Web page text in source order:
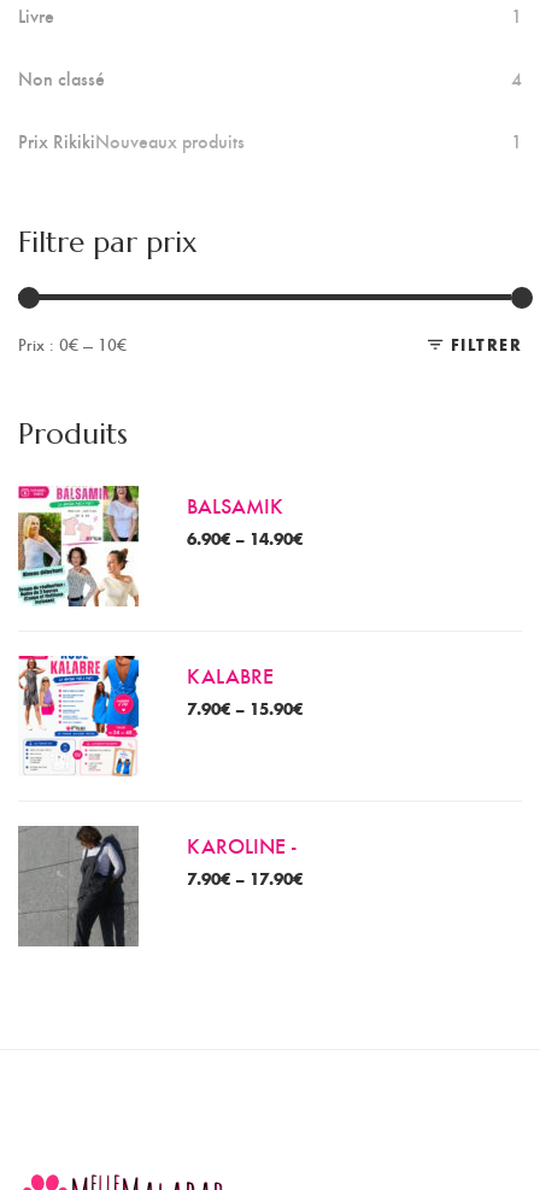
Livre 1
Non classé 4
Prix RikikiNouveaux produits 1
Filtre par prix
FILTRER
Prix : 0€ — 10€
Produits
BALSAMIK
6.90€ – 14.90€
KALABRE
7.90€ – 15.90€
KAROLINE -
7.90€ – 17.90€